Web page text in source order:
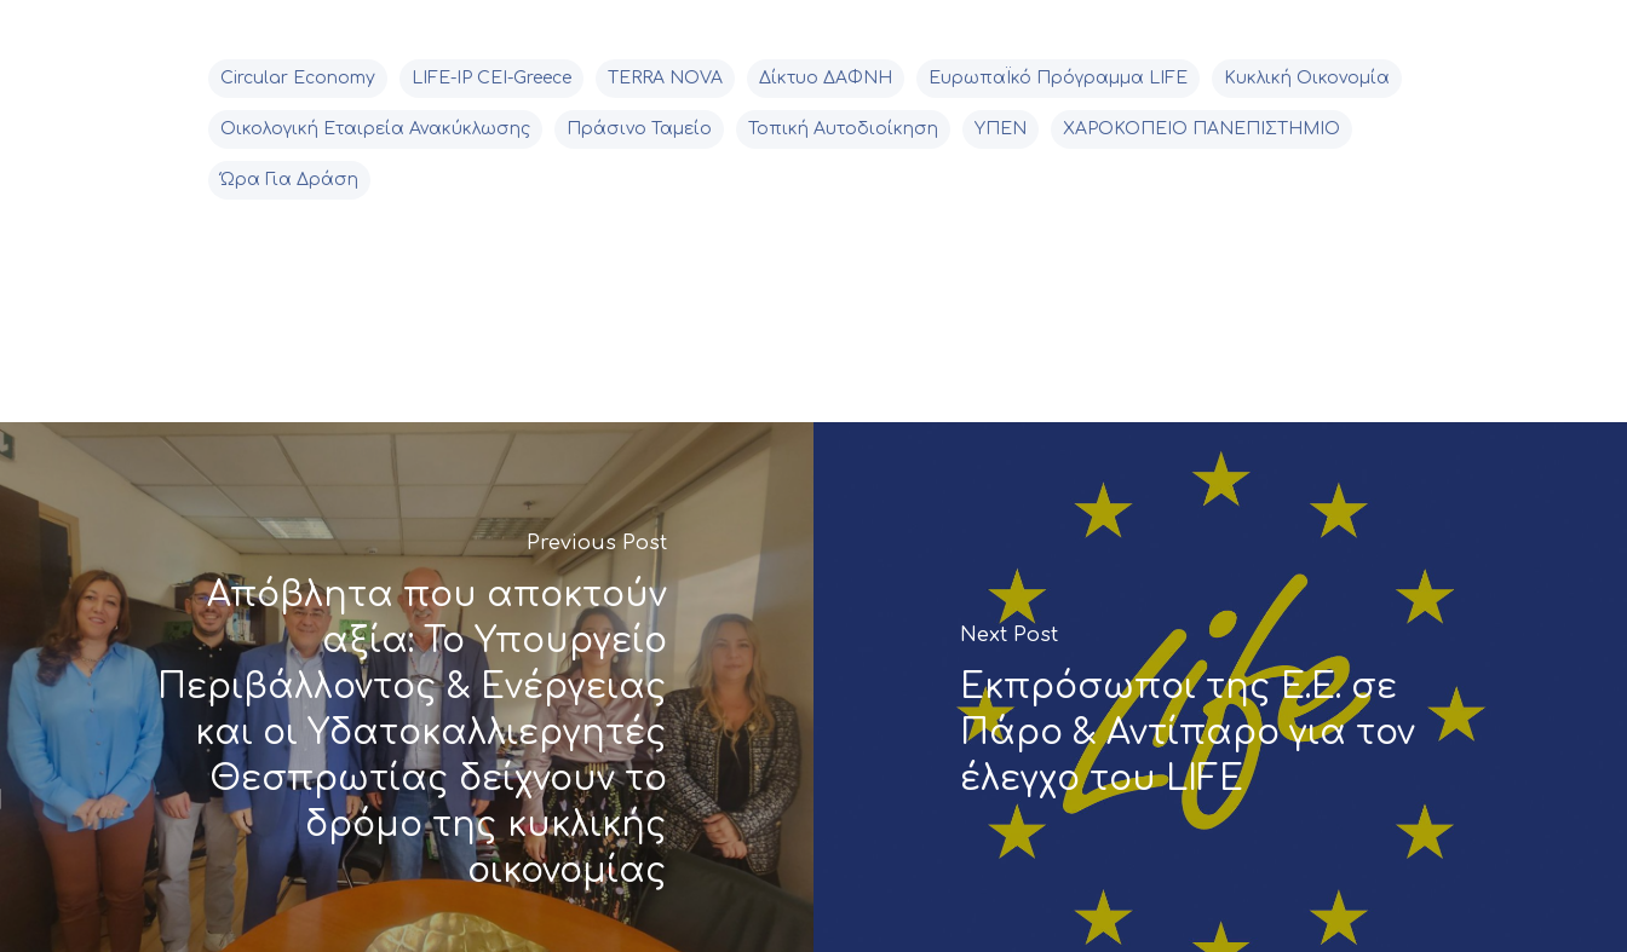
Circular Economy LIFE-IP CEI-Greece TERRA NOVA Δίκτυο ΔΑΦΝΗ ΕυρωπαΪκό Πρόγραμμα LIFE Κυκλική Οικονομία
Οικολογική Εταιρεία Ανακύκλωσης Πράσινο Ταμείο Τοπική Αυτοδιοίκηση ΥΠΕΝ ΧΑΡΟΚΟΠΕΙΟ ΠΑΝΕΠΙΣΤΗΜΙΟ
Ώρα Για Δράση
Previous Post
Απόβλητα που αποκτούν
αξία: Το Υπουργείο
Περιβάλλοντος & Ενέργειας
και οι Υδατοκαλλιεργητές
Θεσπρωτίας δείχνουν το
δρόμο της κυκλικής
οικονομίας
Next Post
Εκπρόσωποι της Ε.Ε. σε
Πάρο & Αντίπαρο για τον
έλεγχο του LIFE